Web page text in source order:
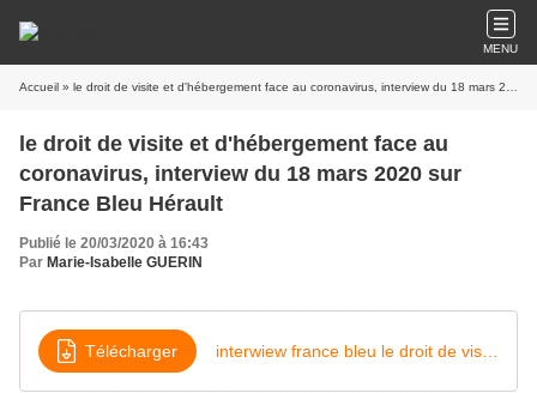
MENU
Accueil » le droit de visite et d'hébergement face au coronavirus, interview du 18 mars 2020 sur France Bleu Hérault
le droit de visite et d'hébergement face au
coronavirus, interview du 18 mars 2020 sur
France Bleu Hérault
Publié le 20/03/2020 à 16:43
Par Marie-Isabelle GUERIN
Télécharger